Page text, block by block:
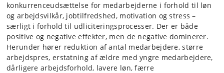
konkurrenceudsættelse for medarbejderne i forhold til løn
og arbejdsvilkår, jobtilfredshed, motivation og stress –
særligt i forhold til udliciteringsprocesser. Der er både
positive og negative effekter, men de negative dominerer.
Herunder hører reduktion af antal medarbejdere, større
arbejdspres, erstatning af ældre med yngre medarbejdere,
dårligere arbejdsforhold, lavere løn, færre